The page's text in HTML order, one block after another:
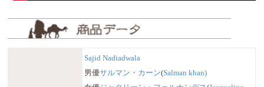
Sajid Nadiadwala
男優サルマン・カーン(Salman khan)